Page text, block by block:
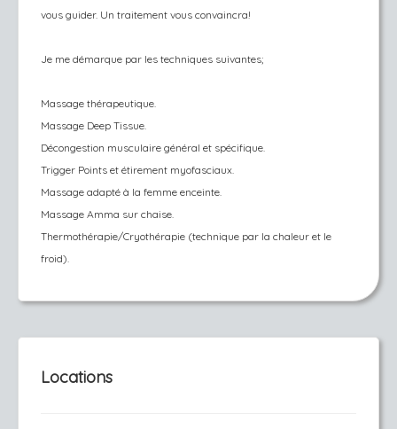
vous guider. Un traitement vous convaincra!
Je me démarque par les techniques suivantes;
Massage thérapeutique.
Massage Deep Tissue.
Décongestion musculaire général et spécifique.
Trigger Points et étirement myofasciaux.
Massage adapté à la femme enceinte.
Massage Amma sur chaise.
Thermothérapie/Cryothérapie (technique par la chaleur et le
froid).
Locations